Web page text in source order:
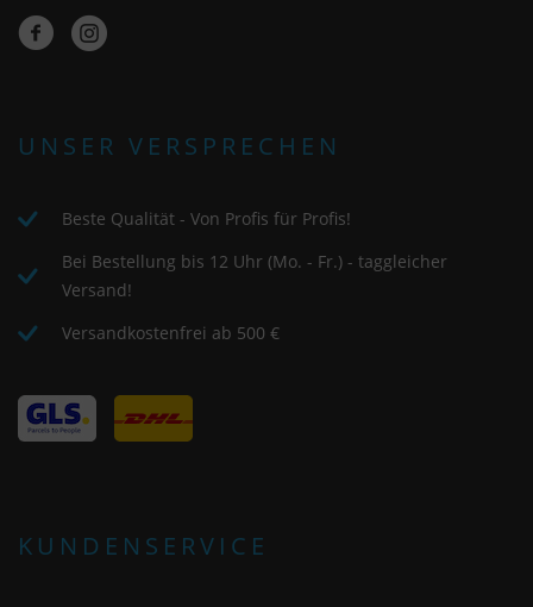
UNSER VERSPRECHEN
Beste Qualität - Von Profis für Profis!
Bei Bestellung bis 12 Uhr (Mo. - Fr.) - taggleicher
Versand!
Versandkostenfrei ab 500 €
KUNDENSERVICE